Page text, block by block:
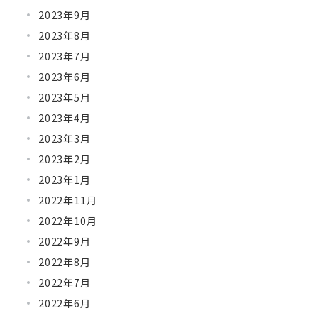
2023年9月
2023年8月
2023年7月
2023年6月
2023年5月
2023年4月
2023年3月
2023年2月
2023年1月
2022年11月
2022年10月
2022年9月
2022年8月
2022年7月
2022年6月